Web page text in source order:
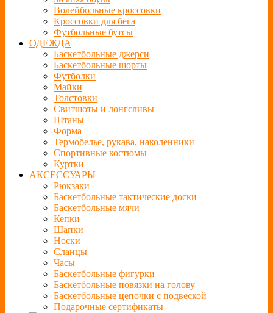
Волейбольные кроссовки
Кроссовки для бега
Футбольные бутсы
ОДЕЖДА
Баскетбольные джерси
Баскетбольные шорты
Футболки
Майки
Толстовки
Свитшоты и лонгсливы
Штаны
Форма
Термобелье, рукава, наколенники
Спортивные костюмы
Куртки
АКСЕССУАРЫ
Рюкзаки
Баскетбольные тактические доски
Баскетбольные мячи
Кепки
Шапки
Носки
Сланцы
Часы
Баскетбольные фигурки
Баскетбольные повязки на голову
Баскетбольные цепочки с подвеской
Подарочные сертификаты